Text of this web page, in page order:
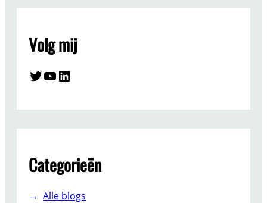
Volg mij
Twitter YouTube LinkedIn
Categorieën
Alle blogs